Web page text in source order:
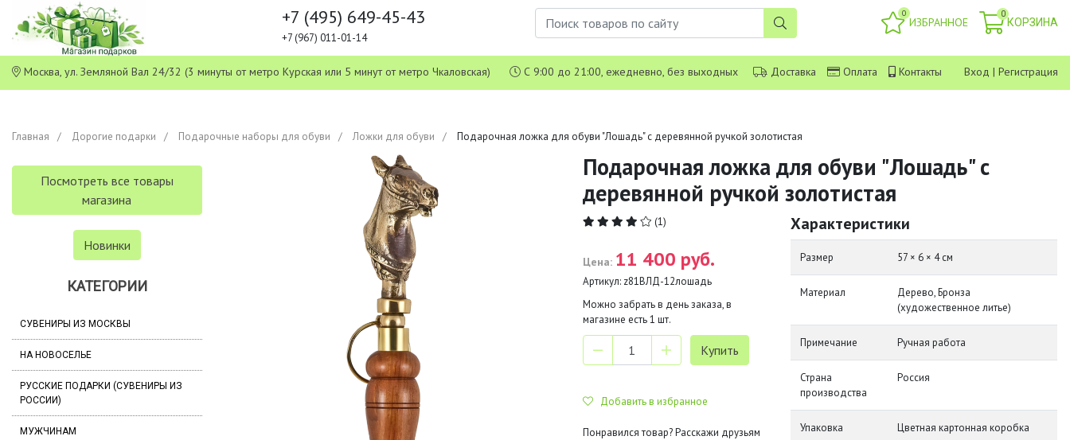
+7 (495) 649-45-43
+7 (967) 011-01-14
0
ИЗБРАННОЕ
0
КОРЗИНА
Москва, ул. Земляной Вал 24/32 (3 минуты от метро Курская или 5 минут от метро Чкаловская) С 9:00 до 21:00, ежедневно, без выходных Доставка Оплата Контакты Вход | Регистрация
Главная Дорогие подарки Подарочные наборы для обуви Ложки для обуви Подарочная ложка для обуви "Лошадь" с деревянной ручкой золотистая
Посмотреть все товары
магазина
Новинки
КАТЕГОРИИ
СУВЕНИРЫ ИЗ МОСКВЫ
НА НОВОСЕЛЬЕ
РУССКИЕ ПОДАРКИ (СУВЕНИРЫ ИЗ
РОССИИ)
МУЖЧИНАМ
Подарочная ложка для обуви "Лошадь" с
деревянной ручкой золотистая
(1)
Цена: 11 400 руб.
Артикул: z81ВЛД-12лошадь
Можно забрать в день заказа, в
магазине есть1 шт.
Добавить в избранное
Понравился товар? Расскажи друзьям
Характеристики
Размер 57 × 6 × 4 см
Материал
Дерево, Бронза
(художественное литье)
Примечание Ручная работа
Страна
производства
Россия
Упаковка Цветная картонная коробка